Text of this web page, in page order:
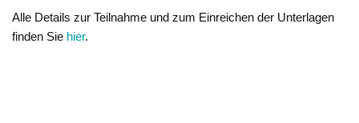
Alle Details zur Teilnahme und zum Einreichen der Unterlagen
finden Sie hier.